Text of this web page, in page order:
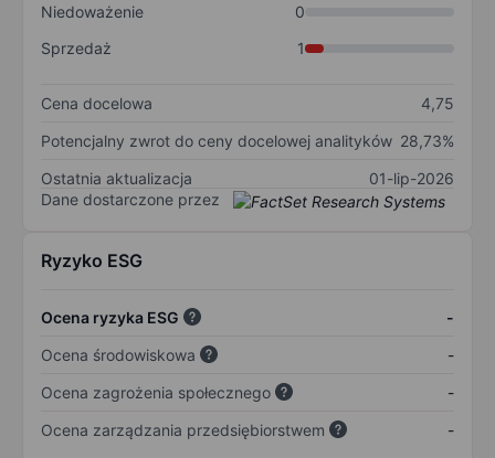
Niedoważenie
0
Sprzedaż
1
Cena docelowa
4,75
Potencjalny zwrot do ceny docelowej analityków 28,73%
Ostatnia aktualizacja
01-lip-2026
Dane dostarczone przez
Ryzyko ESG
Ocena ryzyka ESG
-
Ocena środowiskowa
-
Ocena zagrożenia społecznego
-
Ocena zarządzania przedsiębiorstwem
-